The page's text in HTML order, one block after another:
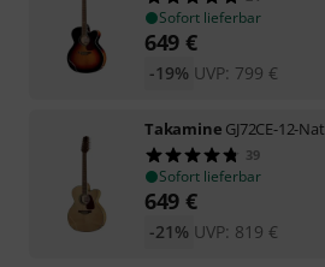
Sofort lieferbar
649 €
UVP: 799 €
-19%
Takamine GJ72CE-12-Nat
39
Sofort lieferbar
649 €
UVP: 819 €
-21%